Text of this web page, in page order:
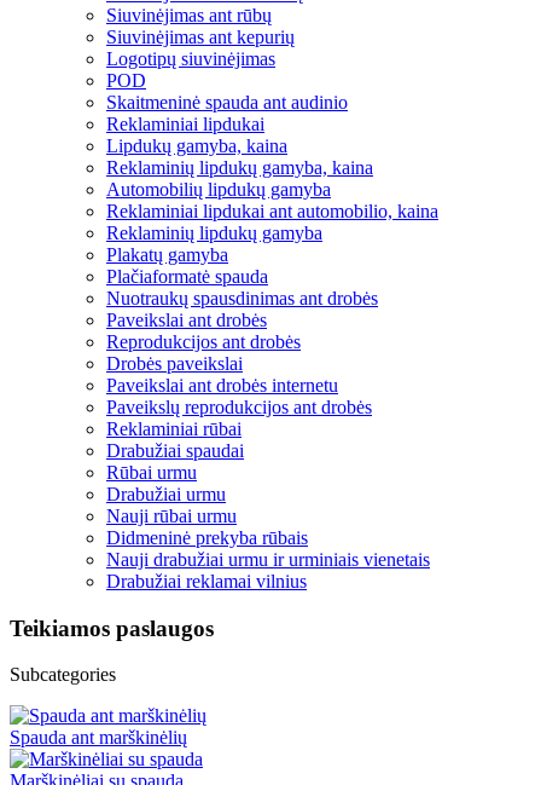
Siuvinėjimas ant rūbų
Siuvinėjimas ant kepurių
Logotipų siuvinėjimas
POD
Skaitmeninė spauda ant audinio
Reklaminiai lipdukai
Lipdukų gamyba, kaina
Reklaminių lipdukų gamyba, kaina
Automobilių lipdukų gamyba
Reklaminiai lipdukai ant automobilio, kaina
Reklaminių lipdukų gamyba
Plakatų gamyba
Plačiaformatė spauda
Nuotraukų spausdinimas ant drobės
Paveikslai ant drobės
Reprodukcijos ant drobės
Drobės paveikslai
Paveikslai ant drobės internetu
Paveikslų reprodukcijos ant drobės
Reklaminiai rūbai
Drabužiai spaudai
Rūbai urmu
Drabužiai urmu
Nauji rūbai urmu
Didmeninė prekyba rūbais
Nauji drabužiai urmu ir urminiais vienetais
Drabužiai reklamai vilnius
Teikiamos paslaugos
Subcategories
Spauda ant marškinėlių